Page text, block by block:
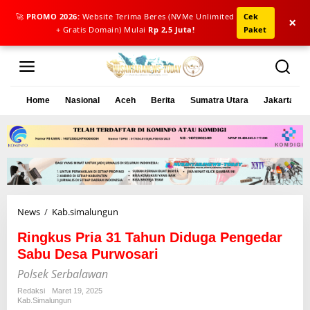
🚀 PROMO 2026: Website Terima Beres (NVMe Unlimited
+ Gratis Domain) Mulai Rp 2,5 Juta!
Cek
Paket
×
L
Home Nasional Aceh Berita Sumatra Utara Jakarta
News / Kab.simalungun
n
g
Ringkus Pria 31 Tahun Diduga Pengedar
Sabu Desa Purwosari
Polsek Serbalawan
Redaksi
Maret 19, 2025
Kab.simalungun